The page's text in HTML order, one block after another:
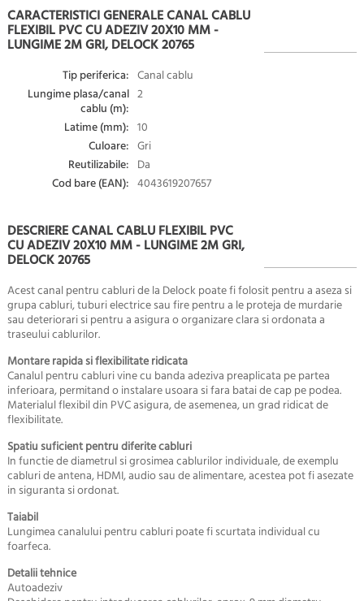
CARACTERISTICI GENERALE CANAL CABLU
FLEXIBIL PVC CU ADEZIV 20X10 MM -
LUNGIME 2M GRI, DELOCK 20765
Tip periferica: Canal cablu
Lungime plasa/canal
cablu (m):
2
Latime (mm): 10
Culoare: Gri
Reutilizabile: Da
Cod bare (EAN): 4043619207657
DESCRIERE CANAL CABLU FLEXIBIL PVC
CU ADEZIV 20X10 MM - LUNGIME 2M GRI,
DELOCK 20765
Acest canal pentru cabluri de la Delock poate fi folosit pentru a aseza si
grupa cabluri, tuburi electrice sau fire pentru a le proteja de murdarie
sau deteriorari si pentru a asigura o organizare clara si ordonata a
traseului cablurilor.
Montare rapida si flexibilitate ridicata
Canalul pentru cabluri vine cu banda adeziva preaplicata pe partea
inferioara, permitand o instalare usoara si fara batai de cap pe podea.
Materialul flexibil din PVC asigura, de asemenea, un grad ridicat de
flexibilitate.
Spatiu suficient pentru diferite cabluri
In functie de diametrul si grosimea cablurilor individuale, de exemplu
cabluri de antena, HDMI, audio sau de alimentare, acestea pot fi asezate
in siguranta si ordonat.
Taiabil
Lungimea canalului pentru cabluri poate fi scurtata individual cu
foarfeca.
Detalii tehnice
Autoadeziv